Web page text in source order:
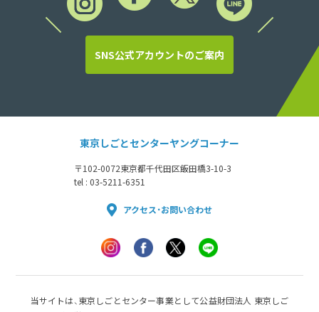
SNS公式アカウントのご案内
東京しごとセンターヤングコーナー
〒102-0072東京都千代田区飯田橋3-10-3
tel : 03-5211-6351
アクセス・お問い合わせ
当サイトは、東京しごとセンター事業として公益財団法人 東京しご